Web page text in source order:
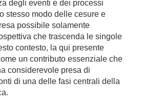
degli eventi e dei processi
stesso modo delle cesure e
possibile solamente
che trascenda le singole
contesto, la qui presente
un contributo essenziale che
considerevole presa di
di una delle fasi centrali della